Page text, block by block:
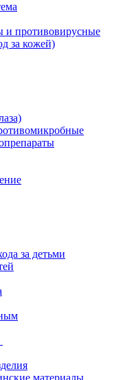
и противовирусные
за кожей)
за детьми
материалы